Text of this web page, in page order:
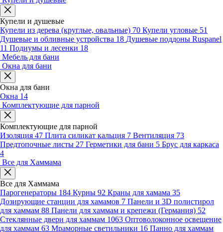
Купели и душевые
Купели из дерева (круглые, овальные) 70 Купели угловые 51
Душевые и обливные устройства 18 Душевые поддоны Ruspanel
11 Подиумы и лесенки 18
Мебель для бани
Окна для бани
Окна для бани
Окна 14
Комплектующие для парной
Комплектующие для парной
Изоляция 47 Плита силикат кальция 7 Вентиляция 73
Предтопочные листы 27 Герметики для бани 5 Брус для каркаса
4
Все для Хаммама
Все для Хаммама
Парогенераторы 184 Курны 92 Краны для хамама 35
Дозирующие станции для хамамов 7 Панели и 3D полистирол
для хаммам 88 Панели для хаммам и крепежи (Германия) 52
Стеклянные двери для хаммам 1063 Оптоволоконное освещение
для хаммам 63 Мраморные светильники 16 Панно для хаммам